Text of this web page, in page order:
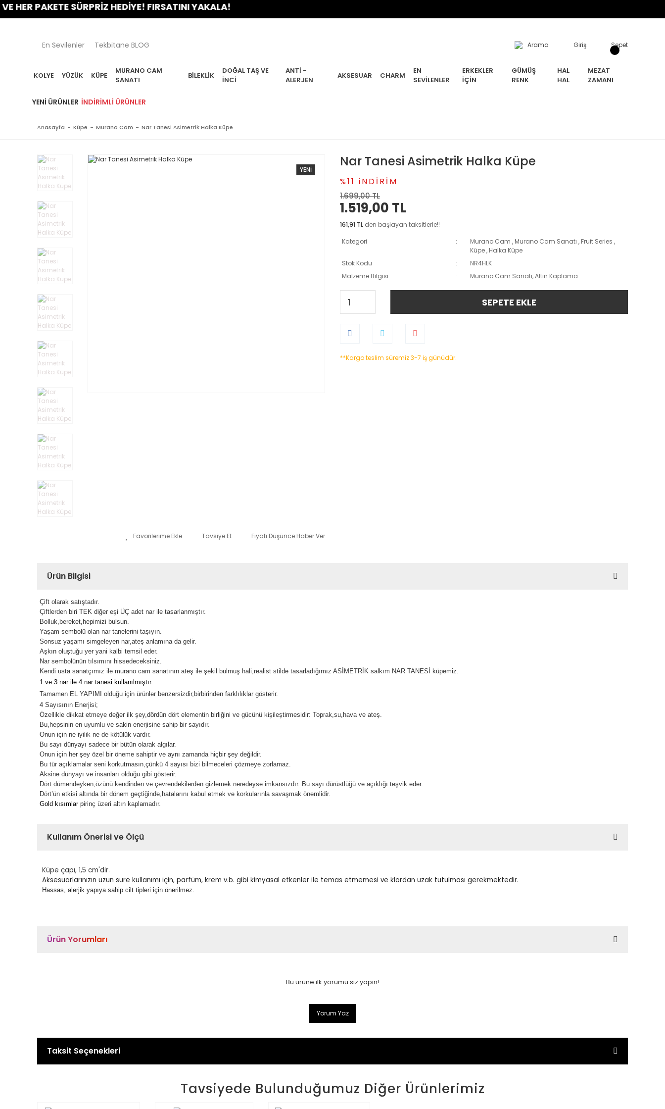
SÜRPRİZ HEDİYE! FIRSATINI YAKALA!
En Sevilenler Tekbitane BLOG Arama Giriş Sepet
KOLYE YÜZÜK KÜPE
MURANO CAM
SANATI
BILEKLIK
DOĞAL TAŞ VE
İNCI
ANTI -
ALERJEN
AKSESUAR CHARM
EN
SEVILENLER
ERKEKLER
İÇIN
GÜMÜŞ
RENK
HAL
HAL
MEZAT
ZAMANI
YENI ÜRÜNLER İNDIRIMLI ÜRÜNLER
Anasayfa Küpe Murano Cam Nar Tanesi Asimetrik Halka Küpe
YENİ
Tavsiye Et Fiyatı Düşünce Haber Ver
Nar Tanesi Asimetrik Halka Küpe
%11 iNDİRİM
1.699,00 TL
1.519,00 TL
161,91 TL den başlayan taksitlerle!!
Kategori
Murano Cam , Murano Cam Sanatı , Fruit Series ,
Küpe , Halka Küpe
Stok Kodu
NR4HLK
Malzeme Bilgisi
Murano Cam Sanatı, Altın Kaplama
SEPETE EKLE
**Kargo teslim süremiz 3-7 iş günüdür.
Ürün Bilgisi
Çift olarak satıştadır.
Çiftlerden biri TEK diğer eşi ÜÇ adet nar ile tasarlanmıştır.
Bolluk,bereket,hepimizi bulsun.
Yaşam sembolü olan nar tanelerini taşıyın.
Sonsuz yaşamı simgeleyen nar,ateş anlamına da gelir.
Aşkın oluştuğu yer yani kalbi temsil eder.
Nar sembolünün tılsımını hissedeceksiniz.
Kendi usta sanatçımız ile murano cam sanatının ateş ile şekil bulmuş hali,realist stilde tasarladığımız ASİMETRİK salkım NAR TANESİ küpemiz.
1 ve 3 nar ile 4 nar tanesi kullanılmıştır.
Tamamen EL YAPIMI olduğu için ürünler benzersizdir,birbirinden farklılıklar gösterir.
4 Sayısının Enerjisi;
Özellikle dikkat etmeye değer ilk şey,dördün dört elementin birliğini ve gücünü kişileştirmesidir: Toprak,su,hava ve ateş.
Bu,hepsinin en uyumlu ve sakin enerjisine sahip bir sayıdır.
Onun için ne iyilik ne de kötülük vardır.
Bu sayı dünyayı sadece bir bütün olarak algılar.
Onun için her şey özel bir öneme sahiptir ve aynı zamanda hiçbir şey değildir.
Bu tür açıklamalar seni korkutmasın,çünkü 4 sayısı bizi bilmeceleri çözmeye zorlamaz.
Aksine dünyayı ve insanları olduğu gibi gösterir.
Dört dümendeyken,özünü kendinden ve çevrendekilerden gizlemek neredeyse imkansızdır. Bu sayı dürüstlüğü ve açıklığı teşvik eder.
Dört’ün etkisi altında bir dönem geçtiğinde,hatalarını kabul etmek ve korkularınla savaşmak önemlidir.
Gold kısımlar pirinç üzeri altın kaplamadır.
Kullanım Önerisi ve Ölçü
Küpe çapı, 1,5 cm'dir.
Aksesuarlarınızın uzun süre kullanımı için, parfüm, krem v.b. gibi kimyasal etkenler ile temas etmemesi ve klordan uzak tutulması gerekmektedir.
Hassas, alerjik yapıya sahip cilt tipleri için önerilmez.
Ürün Yorumları
Bu ürüne ilk yorumu siz yapın!
Yorum Yaz
Taksit Seçenekleri
Tavsiyede Bulunduğumuz Diğer Ürünlerimiz